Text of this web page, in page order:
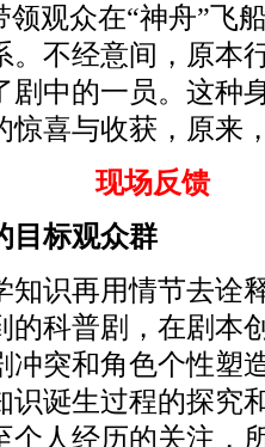
领观众在“神舟”飞
。不经意间，原本
剧中的一员。这种
惊喜与收获，原来
现场反馈
目标观众群
识再用情节去诠
的科普剧，在剧本
冲突和角色个性塑
识诞生过程的探究
个人经历的关注，